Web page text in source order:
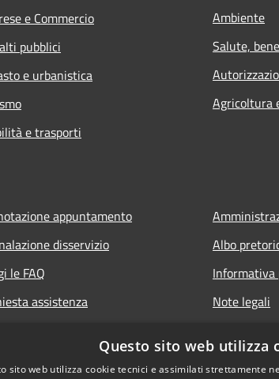
e Commercio
pubblici
e urbanistica
e trasporti
Ambiente
Salute,
Agricoltura
appuntamento
disservizio
le FAQ
assistenza
Albo
Informativa
Note legali
Questo sito web utilizza
sito web utilizza cookie tecnici e assimilati strettamente